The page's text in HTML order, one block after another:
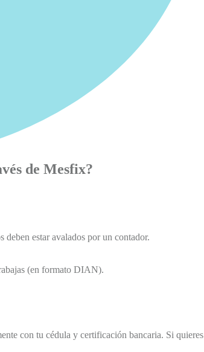
de Mesfix?
estar avalados por un contador.
(en formato DIAN).
con tu cédula y certificación bancaria. Si quieres